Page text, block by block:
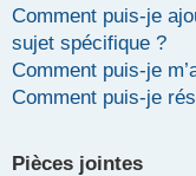
Comment puis-je
sujet spécifique ?
Comment puis-je
Comment puis-je
Pièces jointes